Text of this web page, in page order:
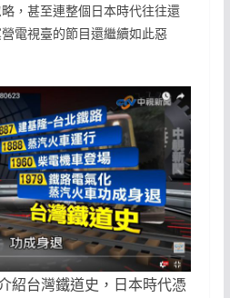
，甚至連整個日本時代往往還
電視臺的節目還繼續如此惡
紹台灣鐵道史，日本時代憑